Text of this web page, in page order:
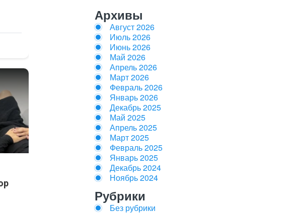
Архивы
Август 2026
Июль 2026
Июнь 2026
Май 2026
Апрель 2026
Март 2026
Февраль 2026
Январь 2026
Декабрь 2025
Май 2025
Апрель 2025
Март 2025
Февраль 2025
Январь 2025
Декабрь 2024
Ноябрь 2024
Рубрики
Без рубрики